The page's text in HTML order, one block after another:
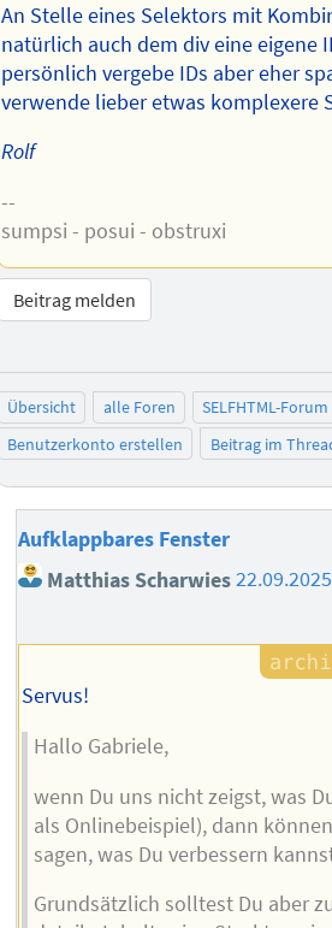
An Stelle eines Selektors mit
natürlich auch dem div eine eigene
persönlich vergebe IDs aber eher
verwende lieber etwas komplexere
Rolf
--
sumpsi - posui - obstruxi
Beitrag melden
Übersicht alle Foren
SELFHTML-Forum
Benutzerkonto erstellen
Beitrag im
Aufklappbares Fenster
Matthias Scharwies
Servus!
Hallo Gabriele,
wenn Du uns nicht zeigst, was
als Onlinebeispiel), dann
sagen, was Du verbessern
Grundsätzlich solltest Du aber